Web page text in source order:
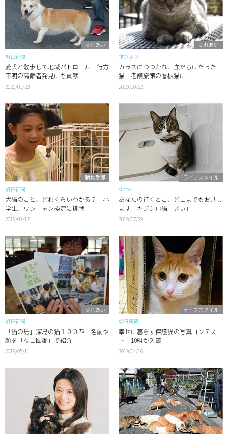
ふれあい
朝日新聞
愛犬と散歩して地域パトロール 行方
不明の高齢者発見にも貢献
2020/01/23
ふれあい
猫びより
カラスにつつかれ、血だらけだった
猫 老舗旅館の看板猫に
2019/10/22
動物愛護
朝日新聞
犬猫のこと、どれくらいわかる？ 小
学生、ワンニャン検定に挑戦
2019/08/12
ライフスタイル
sippo
あなたの行くとこ、どこまでもお共し
ます キジシロ猫「きぃ」
2019/07/29
ふれあい
朝日新聞
「猫の島」深島の猫１００匹 名前や
顔を「ねこ図鑑」で紹介
2019/05/11
ライフスタイル
朝日新聞
幸せに暮らす保護猫の写真コンテス
ト 10組が入賞
2019/04/16